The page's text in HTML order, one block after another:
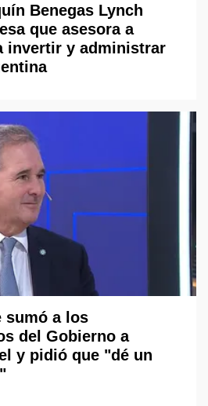
Benegas Lynch
que asesora a
invertir y administrar
sumó a los
del Gobierno a
y pidió que "dé un